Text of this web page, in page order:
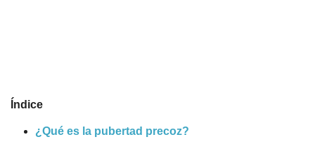
Índice
¿Qué es la pubertad precoz?